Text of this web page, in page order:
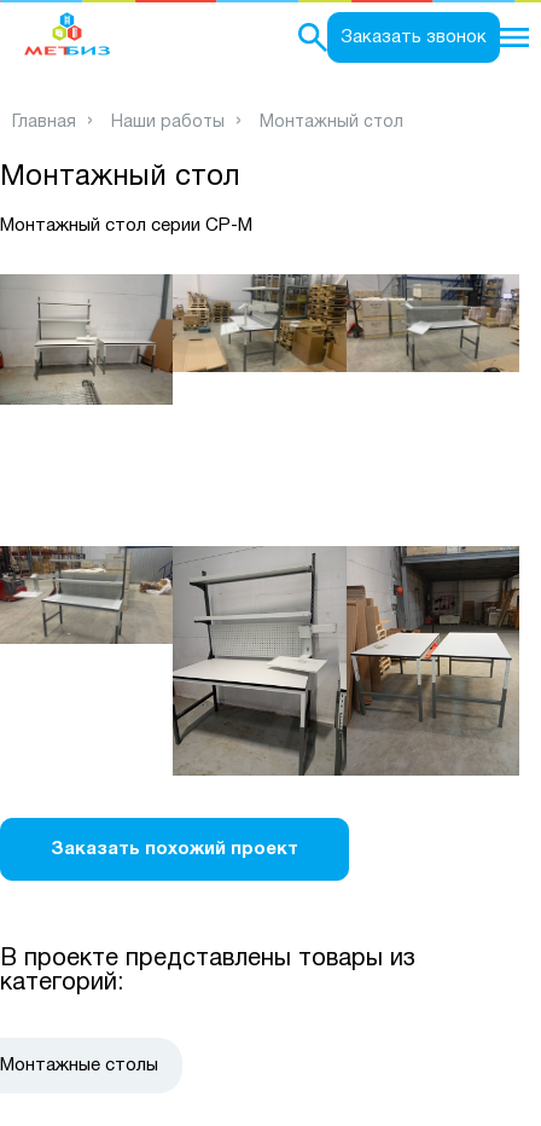
Заказать звонок
Главная Наши работы Монтажный стол
Монтажный стол
Монтажный стол серии СР-М
Заказать похожий проект
В проекте представлены товары из
категорий:
Монтажные столы